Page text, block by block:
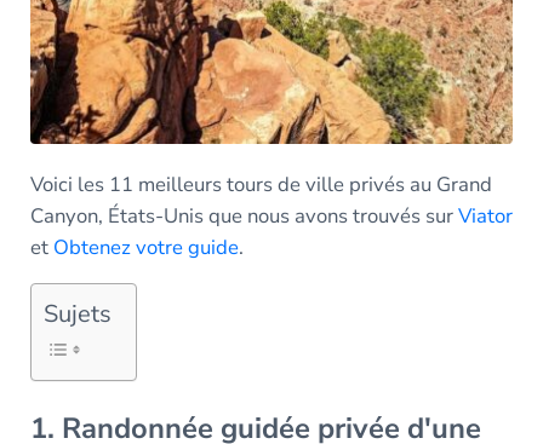
Voici les 11 meilleurs tours de ville privés au Grand
Canyon, États-Unis que nous avons trouvés surViator
et Obtenez votre guide.
Sujets
1. Randonnée guidée privée d'une